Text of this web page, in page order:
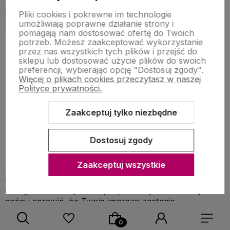
dodadzą całości wyjątkowego charakteru. W naszej
ofercie znajdziesz:
Lampki ledowe – w kształcie dyni, czaszek czy
pająków, które wprowadzą tajemniczy nastrój
dzięki mrugającemu światełku.
Konfetti stołowe– w formie małych nietoperzy,
pająków czy dyni, idealne do rozsypania na
obrusie.
Etui na sztućce
– ozdobne czarne kieszonki,
które dodadzą elegancji i spójności nakryciu.
Podkładki pod talerze– w kształcie
pajęczyny, nawiązujące do tematyki imprezy.
Te detale sprawią, że każdy element stołu będzie
nawiązywał do Halloween, tworząc spójną i
efektowną aranżację.
dostępne w naszym sklepie pozwolą Ci zaskoczyć
gości i sprawić, że Twoja impreza zostanie
zapamiętana na długo.
Pliki cookies i pokrewne im technologie
umożliwiają poprawne działanie strony i
pomagają nam dostosować ofertę do Twoich
potrzeb. Możesz zaakceptować wykorzystanie
przez nas wszystkich tych plików i przejść do
sklepu lub dostosować użycie plików do swoich
preferencji, wybierając opcję "Dostosuj zgody".
Więcej o plikach cookies przeczytasz w naszej
Polityce prywatności.
Zaakceptuj tylko niezbędne
Dostosuj zgody
Zaakceptuj wszystkie